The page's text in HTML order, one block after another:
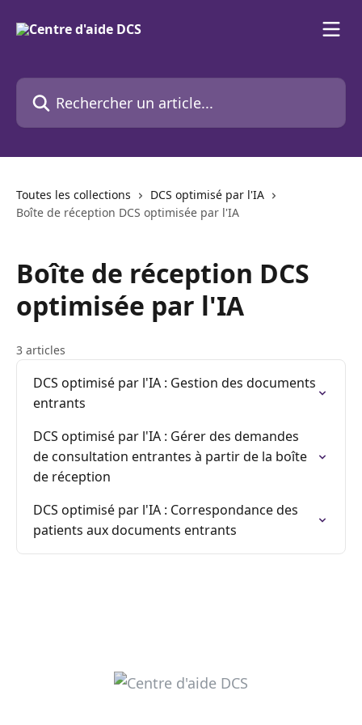
Rechercher un article...
Toutes les collections
DCS optimisé par l'IA
Boîte de réception DCS optimisée par l'IA
Boîte de réception DCS
optimisée par l'IA
3 articles
DCS optimisé par l'IA : Gestion des documents
entrants
DCS optimisé par l'IA : Gérer des demandes
de consultation entrantes à partir de la boîte
de réception
DCS optimisé par l'IA : Correspondance des
patients aux documents entrants